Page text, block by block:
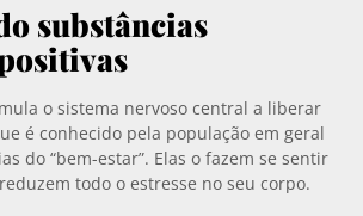
substâncias
o sistema nervoso central a liberar
é conhecido pela população em geral
do “bem-estar”. Elas o fazem se sentir
todo o estresse no seu corpo.